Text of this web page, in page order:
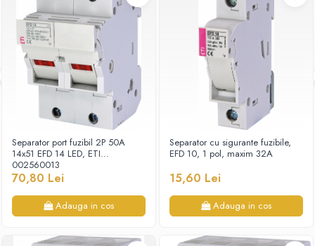
Separator port fuzibil 2P 50A
14x51 EFD 14 LED, ETI
002560013
70,80 Lei
Adauga in cos
Separator cu sigurante fuzibile,
EFD 10, 1 pol, maxim 32A
15,60 Lei
Adauga in cos